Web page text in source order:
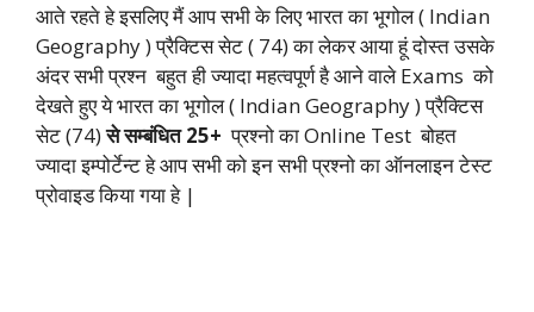
आते रहते हे इसलिए मैं आप सभी के लिए भारत का भूगोल ( Indian
Geography ) प्रैक्टिस सेट ( 74) का लेकर आया हूं दोस्त उसके
अंदर सभी प्रश्न बहुत ही ज्यादा महत्वपूर्ण है आने वाले Exams को
देखते हुए ये भारत का भूगोल ( Indian Geography ) प्रैक्टिस
सेट (74)से सम्बंधित 25+ प्रश्नो का Online Test बोहत
ज्यादा इम्पोर्टेन्ट हे आप सभी को इन सभी प्रश्नो का ऑनलाइन टेस्ट
प्रोवाइड किया गया हे |